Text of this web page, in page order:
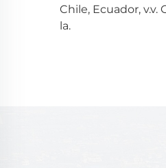
Chile, Ecuador,
la.